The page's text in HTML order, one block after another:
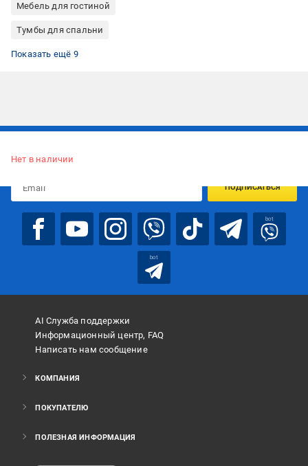
Мебель для гостиной
Тумбы для спальни
Тумбы для гостиной
Тумбы для дома
Тумбы для хранения
Тумбы металлические
Тумбы прямоугольные
Прикроватные тумбы
Прикроватные тумбы на металлическом каркасе
Тумбы напольные
Тумбы на 1 ящик
Показать ещё 9
Нет в наличии
ПОДПИСАТЬСЯ
bot
bot
AI Служба поддержки
Информационный центр, FAQ
Написать нам сообщение
КОМПАНИЯ
ПОКУПАТЕЛЮ
ПОЛЕЗНАЯ ИНФОРМАЦИЯ